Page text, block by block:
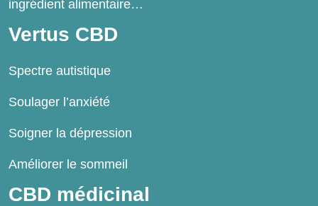
ingrédient alimentaire…
Vertus CBD
Spectre autistique
Soulager l’anxiété
Soigner la dépression
Améliorer le sommeil
CBD médicinal